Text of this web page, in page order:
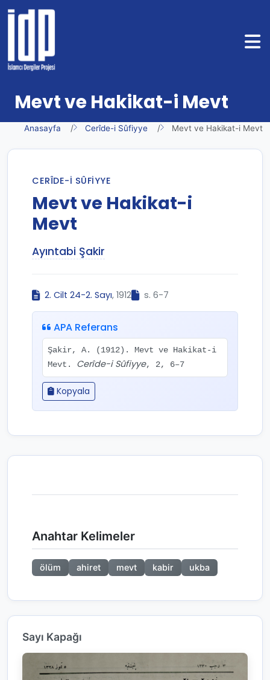
Mevt ve Hakikat-i Mevt
Anasayfa Cerîde-i Sûfiyye Mevt ve Hakikat-i Mevt
CERÎDE-I SÛFIYYE
Mevt ve Hakikat-i
Mevt
Ayıntabi Şakir
2. Cilt 24-2. Sayı, 1912 s. 6-7
APA Referans
Şakir, A. (1912). Mevt ve Hakikat-i
Mevt. Cerîde-i Sûfiyye, 2, 6–7
Kopyala
Anahtar Kelimeler
ölüm ahiret mevt kabir ukba
Sayı Kapağı